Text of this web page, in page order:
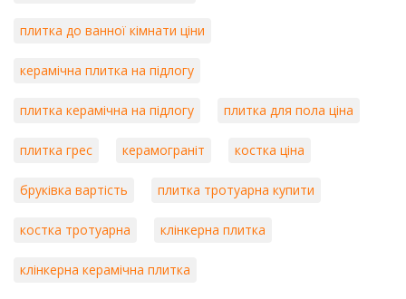
плитка до ванної кімнати ціни
керамічна плитка на підлогу
плитка керамічна на підлогу плитка для пола ціна
плитка грес керамограніт костка ціна
бруківка вартість плитка тротуарна купити
костка тротуарна клінкерна плитка
клінкерна керамічна плитка